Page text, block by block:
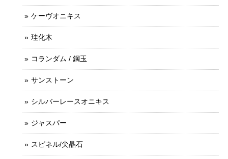
ケーヴオニキス
珪化木
コランダム / 鋼玉
サンストーン
シルバーレースオニキス
ジャスパー
スピネル/尖晶石